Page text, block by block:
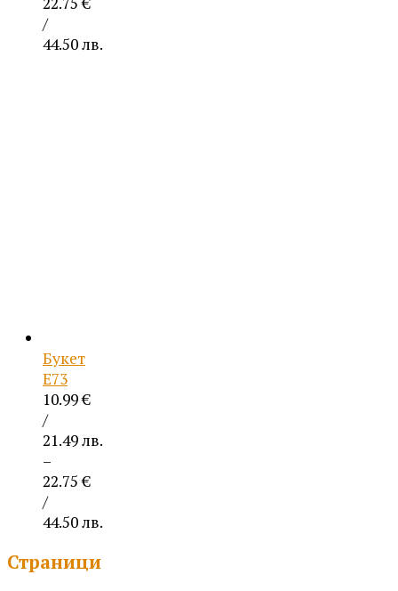
/
44.50 лв.
Букет
Е73
10.99€
/
21.49 лв.
–
22.75€
/
44.50 лв.
range:
Страници